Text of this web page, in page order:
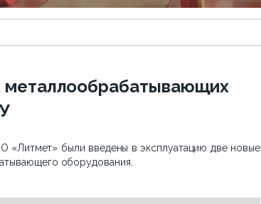
металлообрабатывающих
«Литмет» были введены в эксплуатацию две новые
оборудования.